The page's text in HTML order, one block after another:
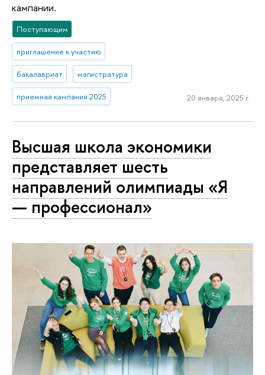
кампании.
Поступающим
приглашение к участию
бакалавриат магистратура
приемная кампания 2025 20 января, 2025 г.
Высшая школа экономики
представляет шесть
направлений олимпиады «Я
— профессионал»